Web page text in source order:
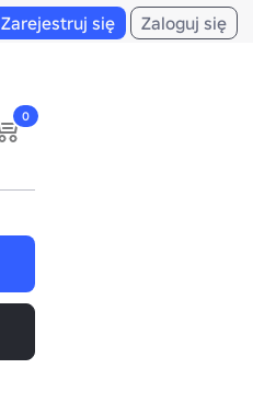
Zarejestruj się Zaloguj się
0